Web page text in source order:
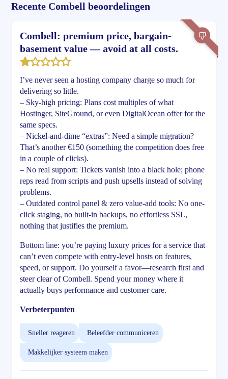
Recente Combell beoordelingen
Combell: premium price, bargain-
basement value — avoid at all costs.
I’ve never seen a hosting company charge so much for
delivering so little.
– Sky-high pricing: Plans cost multiples of what
Hostinger, SiteGround, or even DigitalOcean offer for the
same specs.
– Nickel-and-dime “extras”: Need a simple migration?
That’s another €150 (something the competition does free
in a couple of clicks).
– No real support: Tickets vanish into a black hole; phone
reps read from scripts and push upsells instead of solving
problems.
– Outdated control panel & zero value-add tools: No one-
click staging, no built-in backups, no effortless SSL,
nothing that justifies the premium.
Bottom line: you’re paying luxury prices for a service that
can’t even compete with entry-level hosts on features,
speed, or support. Do yourself a favor—research first and
steer clear of Combell. Spend your money where it
actually buys performance and customer care.
Verbeterpunten
Sneller reageren Beleefder communiceren
Makkelijker systeem maken